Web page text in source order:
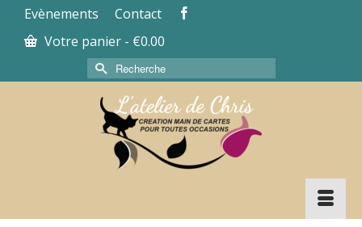
Evènements
Contact
Votre panier - €0.00